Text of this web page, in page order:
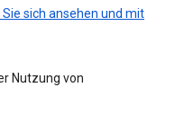
sich ansehen und mit
Nutzung von